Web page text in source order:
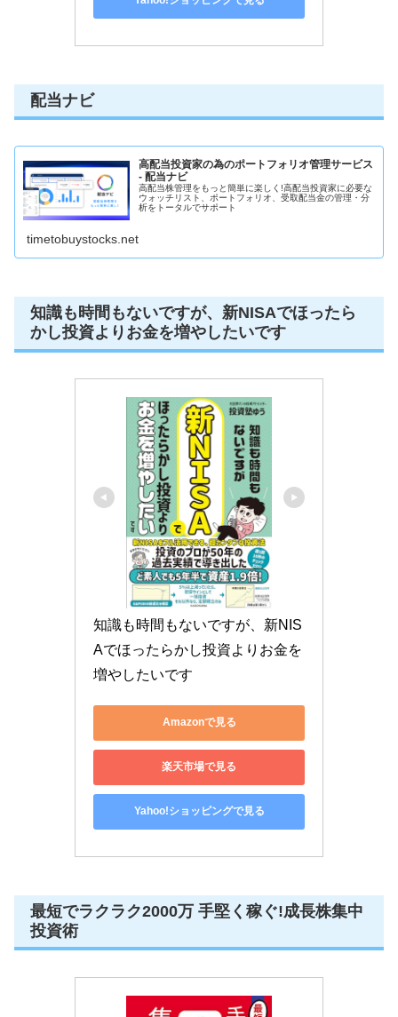
配当ナビ
高配当投資家の為のポートフォリオ管理サービス
- 配当ナビ
高配当株管理をもっと簡単に楽しく!高配当投資家に必要な
ウォッチリスト、ポートフォリオ、受取配当金の管理・分
析をトータルでサポート
timetobuystocks.net
知識も時間もないですが、新NISAでほったら
かし投資よりお金を増やしたいです
知識も時間もないですが、新NIS
Aでほったらかし投資よりお金を
増やしたいです
Amazonで見る
楽天市場で見る
Yahoo!ショッピングで見る
最短でラクラク2000万 手堅く稼ぐ!成長株集中
投資術